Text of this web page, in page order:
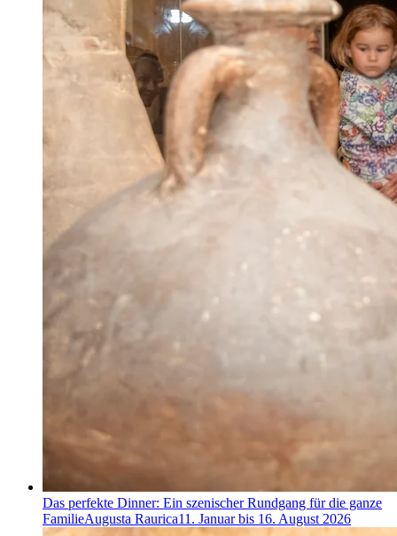
Das perfekte Dinner: Ein szenischer Rundgang für die ganze
FamilieAugusta Raurica11. Januar bis 16. August 2026